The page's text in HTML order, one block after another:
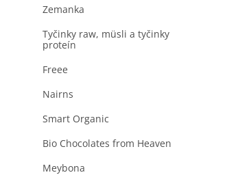
Zemanka
Tyčinky raw, müsli a tyčinky
proteín
Freee
Nairns
Smart Organic
Bio Chocolates from Heaven
Meybona